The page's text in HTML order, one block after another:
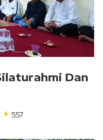
Dan
557